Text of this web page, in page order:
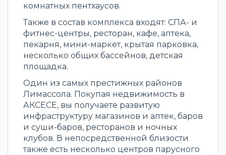
комнатных пентхаусов.
Также в состав комплекса входят: СПА- и
фитнес-центры, ресторан, кафе, аптека,
пекарня, мини-маркет, крытая парковка,
несколько общих бассейнов, детская
площадка.
Один из самых престижных районов
Лимассола. Покупая недвижимость в
АКСЕСЕ, вы получаете развитую
инфраструктуру магазинов и аптек, баров
и суши-баров, ресторанов и ночных
клубов. В непосредственной близости
также есть несколько центров парусного